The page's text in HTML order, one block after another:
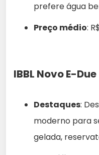
prefere água
Preço médio:
IBBL Novo E-Due
Destaques:
moderno para
gelada,